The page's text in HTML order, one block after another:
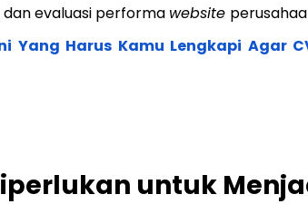
evaluasi performa website
Yang Harus Kamu Lengkapi Agar
untuk